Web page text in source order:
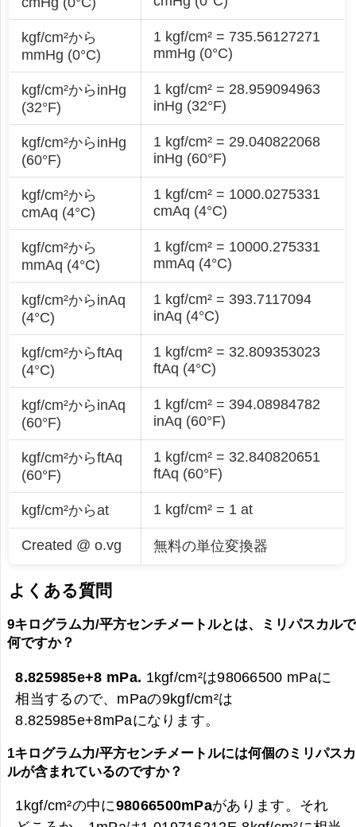
kgf/cm²から
mmHg (0°C)
1 kgf/cm² = 735.56127271
mmHg (0°C)
kgf/cm²からinHg
(32°F)
1 kgf/cm² = 28.959094963
inHg (32°F)
kgf/cm²からinHg
(60°F)
1 kgf/cm² = 29.040822068
inHg (60°F)
kgf/cm²から
cmAq (4°C)
1 kgf/cm² = 1000.0275331
cmAq (4°C)
kgf/cm²から
mmAq (4°C)
1 kgf/cm² = 10000.275331
mmAq (4°C)
kgf/cm²からinAq
(4°C)
1 kgf/cm² = 393.7117094
inAq (4°C)
kgf/cm²からftAq
(4°C)
1 kgf/cm² = 32.809353023
ftAq (4°C)
kgf/cm²からinAq
(60°F)
1 kgf/cm² = 394.08984782
inAq (60°F)
kgf/cm²からftAq
(60°F)
1 kgf/cm² = 32.840820651
ftAq (60°F)
kgf/cm²からat 1 kgf/cm² = 1 at
Created @ o.vg 無料の単位変換器
よくある質問
9キログラム力/平方センチメートルとは、ミリパスカルで
何ですか？
8.825985e+8 mPa. 1kgf/cm²は98066500 mPaに
相当するので、mPaの9kgf/cm²は
8.825985e+8mPaになります。
1キログラム力/平方センチメートルには何個のミリパスカ
ルが含まれているのですか？
1kgf/cm²の中に98066500mPaがあります。それ